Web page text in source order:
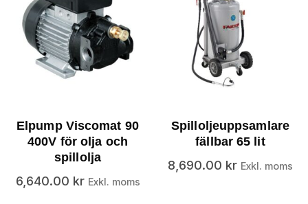
Elpump Viscomat 90
400V för olja och
spillolja
6,640.00 kr Exkl. moms
Spilloljeuppsamlare
fällbar 65 lit
8,690.00 kr Exkl. moms